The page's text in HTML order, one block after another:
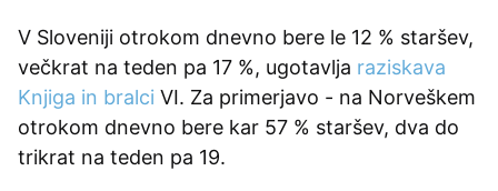
V Sloveniji otrokom dnevno bere le 12 % staršev,
večkrat na teden pa 17 %, ugotavlja raziskava
Knjiga in bralci VI. Za primerjavo - na Norveškem
otrokom dnevno bere kar 57 % staršev, dva­ do
tri­krat na teden pa 19.